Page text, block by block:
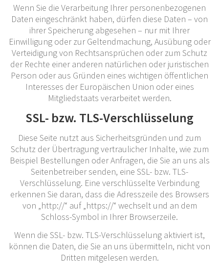
Wenn Sie die Verarbeitung Ihrer personenbezogenen
Daten eingeschränkt haben, dürfen diese Daten – von
ihrer Speicherung abgesehen – nur mit Ihrer
Einwilligung oder zur Geltendmachung, Ausübung oder
Verteidigung von Rechtsansprüchen oder zum Schutz
der Rechte einer anderen natürlichen oder juristischen
Person oder aus Gründen eines wichtigen öffentlichen
Interesses der Europäischen Union oder eines
Mitgliedstaats verarbeitet werden.
SSL- bzw. TLS-Verschlüsselung
Diese Seite nutzt aus Sicherheitsgründen und zum
Schutz der Übertragung vertraulicher Inhalte, wie zum
Beispiel Bestellungen oder Anfragen, die Sie an uns als
Seitenbetreiber senden, eine SSL- bzw. TLS-
Verschlüsselung. Eine verschlüsselte Verbindung
erkennen Sie daran, dass die Adresszeile des Browsers
von „http://“ auf „https://“ wechselt und an dem
Schloss-Symbol in Ihrer Browserzeile.
Wenn die SSL- bzw. TLS-Verschlüsselung aktiviert ist,
können die Daten, die Sie an uns übermitteln, nicht von
Dritten mitgelesen werden.